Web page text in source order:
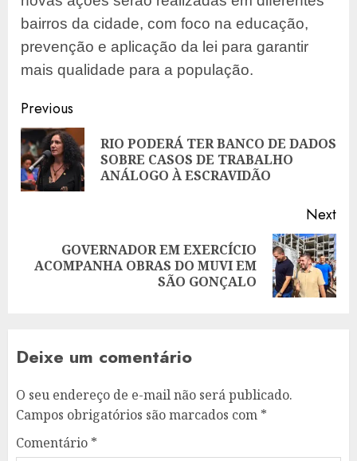
bairros da cidade, com foco na educação,
prevenção e aplicação da lei para garantir
mais qualidade para a população.
Post
navigation
Previous
RIO PODERÁ TER BANCO DE DADOS
SOBRE CASOS DE TRABALHO
ANÁLOGO À ESCRAVIDÃO
Next
Next
GOVERNADOR EM EXERCÍCIO
ACOMPANHA OBRAS DO MUVI EM
SÃO GONÇALO
Deixe um comentário
O seu endereço de e-mail não será publicado.
Campos obrigatórios são marcados com *
Comentário *